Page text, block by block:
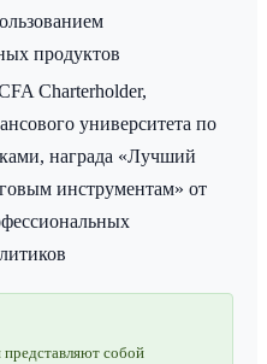
продуктов
Charterholder,
университета по
награда «Лучший
инструментам» от
собой